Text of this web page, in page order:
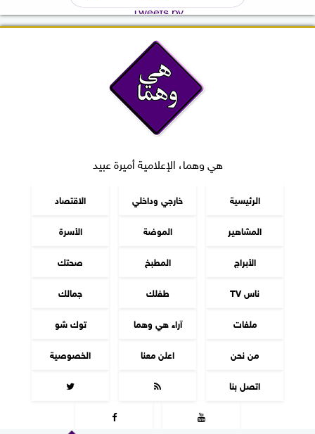
Tweets by
هي وهما، الإعلامية أميرة عبيد
الرئيسية خارجي وداخلي
الاقتصاد
المشاهير
الموضة
الأسرة
الأبراج
المطبخ
صحتك
ناس TV
طفلك
جمالك
ملفات
آراء هي وهما
توك شو
من نحن
اعلن معنا
الخصوصية
اتصل بنا



